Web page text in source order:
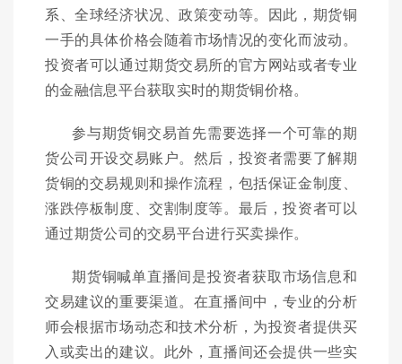
系、全球经济状况、政策变动等。因此，期货铜
一手的具体价格会随着市场情况的变化而波动。
投资者可以通过期货交易所的官方网站或者专业
的金融信息平台获取实时的期货铜价格。
参与期货铜交易首先需要选择一个可靠的期
货公司开设交易账户。然后，投资者需要了解期
货铜的交易规则和操作流程，包括保证金制度、
涨跌停板制度、交割制度等。最后，投资者可以
通过期货公司的交易平台进行买卖操作。
期货铜喊单直播间是投资者获取市场信息和
交易建议的重要渠道。在直播间中，专业的分析
师会根据市场动态和技术分析，为投资者提供买
入或卖出的建议。此外，直播间还会提供一些实